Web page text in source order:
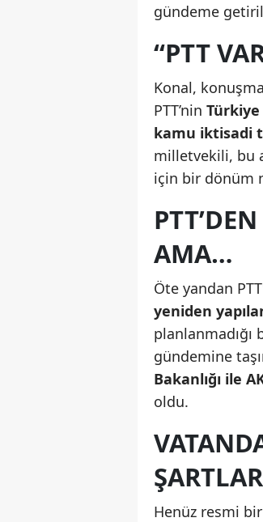
gündeme
“PTT
Konal,
PTT’nin Türkiye
kamu iktisadi
milletvekili, bu
için bir dönüm
AMA…
Öte yandan
yeniden
planlanmadığı
gündemine
Bakanlığı ile
oldu.
Henüz resmi